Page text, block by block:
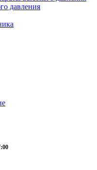
давления